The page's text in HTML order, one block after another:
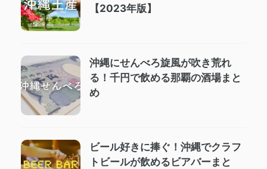
【2023年版】
沖縄にせんべろ旋風が吹き荒れ
る！千円で飲める那覇の酒場まと
め
ビール好きに捧ぐ！沖縄でクラフ
トビールが飲めるビアバーまと